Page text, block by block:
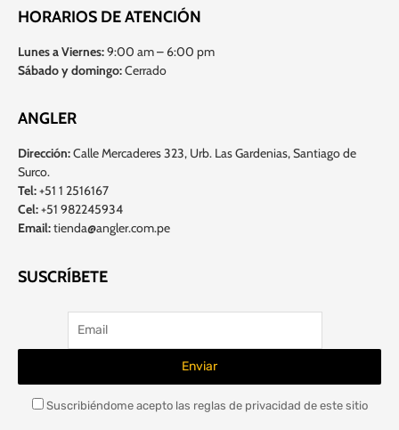
HORARIOS DE ATENCIÓN
Lunes a Viernes:9:00 am – 6:00 pm
Sábado y domingo:Cerrado
ANGLER
Dirección:Calle Mercaderes 323, Urb. Las Gardenias, Santiago de
Surco.
Tel:+51 1 2516167
Cel:+51 982245934
Email:tienda@angler.com.pe
SUSCRÍBETE
Suscribiéndome acepto las reglas de privacidad de este sitio